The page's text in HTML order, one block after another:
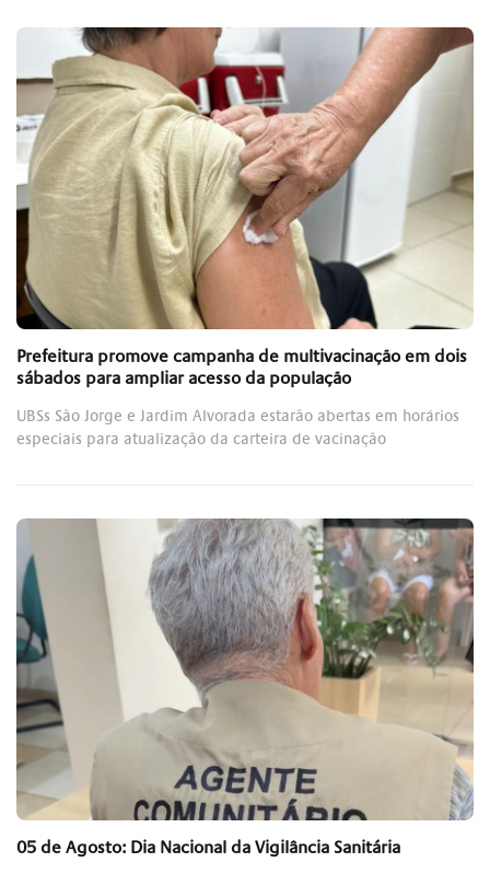
Prefeitura promove campanha de multivacinação em dois
sábados para ampliar acesso da população
UBSs São Jorge e Jardim Alvorada estarão abertas em horários
especiais para atualização da carteira de vacinação
05 de Agosto: Dia Nacional da Vigilância Sanitária